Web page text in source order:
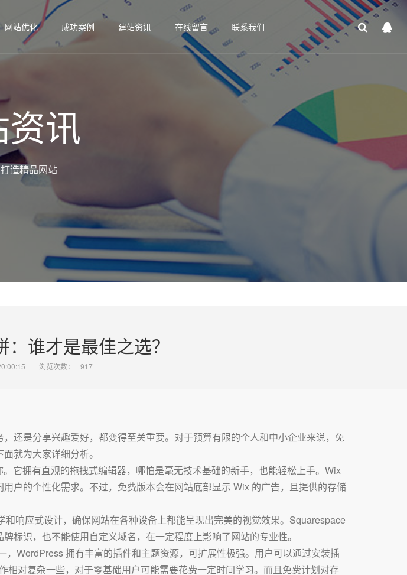
网站优化 成功案例 建站资讯 在线留言 联系我们
讯
造精品网站
谁才是最佳之选？
浏览次数： 917
还是分享兴趣爱好，都变得至关重要。对于预算有限的个人和中小企业来说，免
就为大家详细分析。
它拥有直观的拖拽式编辑器，哪怕是毫无技术基础的新手，也能轻松上手。Wix
户的个性化需求。不过，免费版本会在网站底部显示 Wix 的广告，且提供的存储
响应式设计，确保网站在各种设备上都能呈现出完美的视觉效果。Squarespace
标识，也不能使用自定义域名，在一定程度上影响了网站的专业性。
WordPress 拥有丰富的插件和主题资源，可扩展性极强。用户可以通过安装插
对复杂一些，对于零基础用户可能需要花费一定时间学习。而且免费计划对存